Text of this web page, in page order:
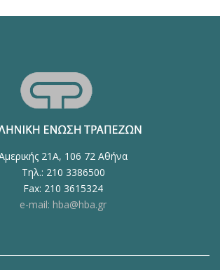
21Α, 106 72 Αθήνα
Τηλ.: 210 3386500
Fax: 210 3615324
e-mail: hba@hba.gr